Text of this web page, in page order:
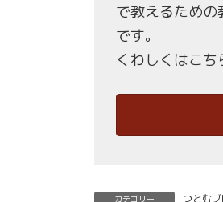
で教えるため
です。
くわしくはこち
カテゴリー つとむ